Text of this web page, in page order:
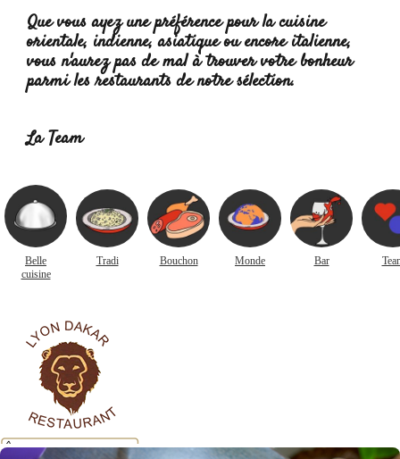
Que vous ayez une préférence pour la cuisine
orientale, indienne, asiatique ou encore italienne,
vous n'aurez pas de mal à trouver votre bonheur
parmi les restaurants de notre sélection.
suite :
La Team
Belle
cuisine
Tradi Bouchon Monde Bar